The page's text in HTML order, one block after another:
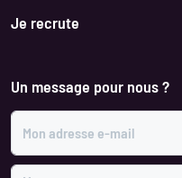
Je recrute
Un message pour nous ?
Mon adresse e-mail
Mon message